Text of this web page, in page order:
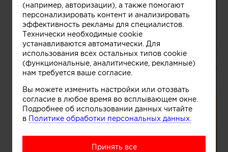
(например, авторизации), а также помогают
персонализировать контент и анализировать
эффективность рекламы для специалистов.
Технически необходимые cookie
устанавливаются автоматически. Для
использования всех остальных типов cookie
(функциональные, аналитические, рекламные)
нам требуется ваше согласие.
Вы можете изменить настройки или отозвать
согласие в любое время во всплывающем окне.
Подробнее об использовании данных читайте
в Политике обработки персональных данных.
Принять все